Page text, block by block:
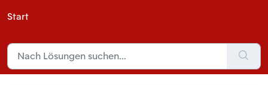
Start